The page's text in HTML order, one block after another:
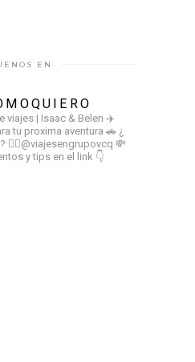
EN
viajes | Isaac & Belen ✈️
tu proxima aventura 🚗 ¿
👉🏻@viajesengrupovcq 💸
y tips en el link 👇